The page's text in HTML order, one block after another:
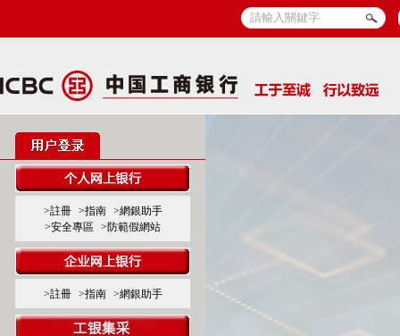
>註冊 >指南
>網銀助手
>安全專區
>防範假網站
>註冊 >指南 >網銀助手